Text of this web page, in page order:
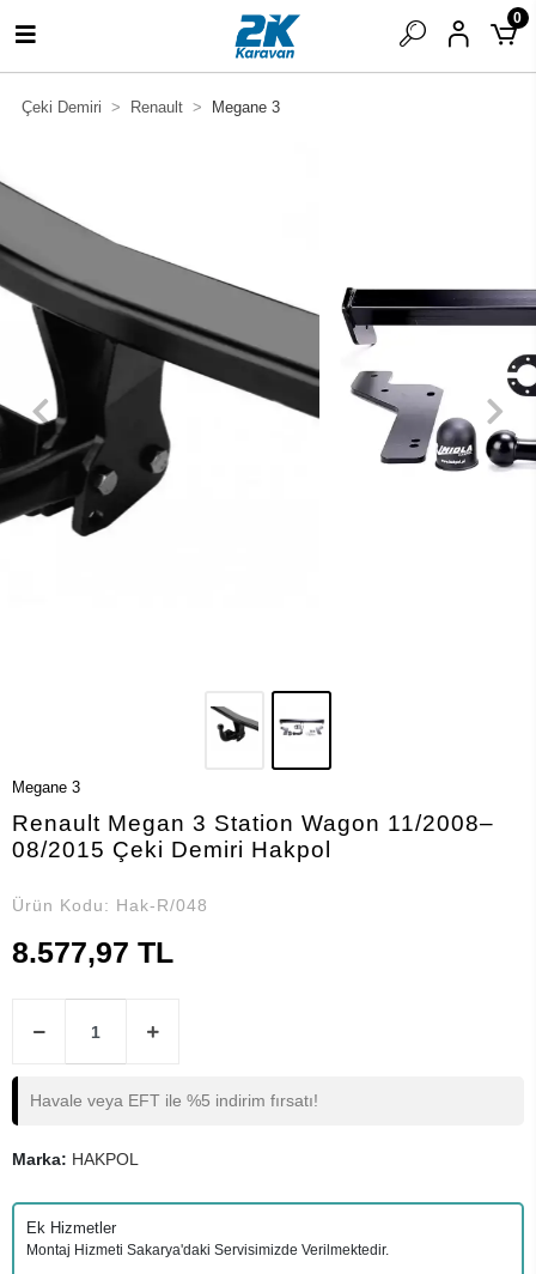
0
Çeki Demiri Renault Megane 3
Megane 3
Renault Megan 3 Station Wagon 11/2008–
08/2015 Çeki Demiri Hakpol
Ürün Kodu: Hak-R/048
8.577,97 TL
Havale veya EFT ile %5 indirim fırsatı!
Marka: HAKPOL
Ek Hizmetler
Montaj Hizmeti Sakarya'daki Servisimizde Verilmektedir.